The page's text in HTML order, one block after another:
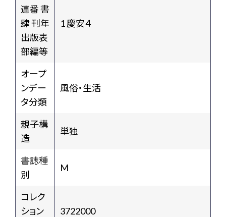
連番 書
肆 刊年
出版表
部編等
1 慶安４
オープ
ンデー
タ分類
風俗・生活
親子構
造
単独
書誌種
別
M
コレク
ション
3722000